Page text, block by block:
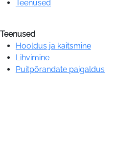
Teenused
Teenused
Hooldus ja kaitsmine
Lihvimine
Puitpõrandate paigaldus